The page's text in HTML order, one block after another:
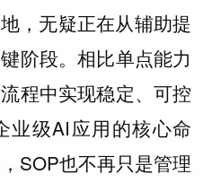
，无疑正在从辅助提
阶段。相比单点能力
程中实现稳定、可控
业级AI应用的核心命
SOP也不再只是管理